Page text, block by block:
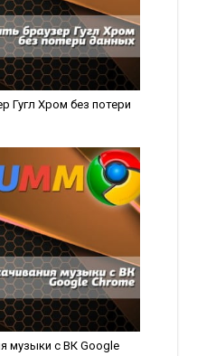
Гугл Хром без потери
музыки с ВК Google